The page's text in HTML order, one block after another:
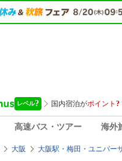
高速バス・ツアー 海外
大阪 大阪駅・梅田・ユニバー